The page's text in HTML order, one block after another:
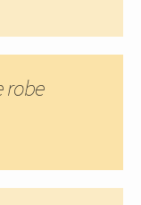
robe